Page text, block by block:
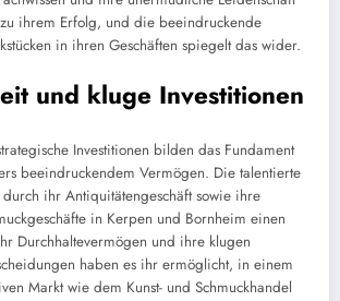
ihrem Erfolg, und die beeindruckende
in ihren Geschäften spiegelt das wider.
und kluge Investitionen
Investitionen bilden das Fundament
beeindruckendem Vermögen. Die talentierte
ihr Antiquitätengeschäft sowie ihre
in Kerpen und Bornheim einen
Durchhaltevermögen und ihre klugen
haben es ihr ermöglicht, in einem
Markt wie dem Kunst- und Schmuckhandel